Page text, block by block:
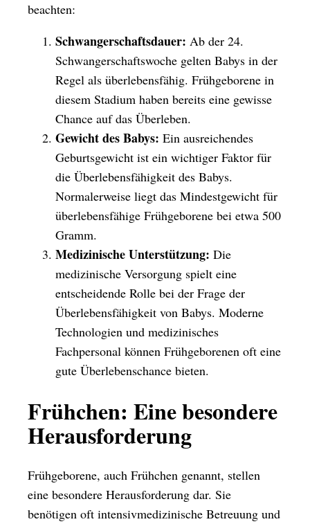
beachten:
Schwangerschaftsdauer: Ab der 24.
Schwangerschaftswoche gelten Babys in der
Regel als überlebensfähig. Frühgeborene in
diesem Stadium haben bereits eine gewisse
Chance auf das Überleben.
Gewicht des Babys: Ein ausreichendes
Geburtsgewicht ist ein wichtiger Faktor für
die Überlebensfähigkeit des Babys.
Normalerweise liegt das Mindestgewicht für
überlebensfähige Frühgeborene bei etwa 500
Gramm.
Medizinische Unterstützung: Die
medizinische Versorgung spielt eine
entscheidende Rolle bei der Frage der
Überlebensfähigkeit von Babys. Moderne
Technologien und medizinisches
Fachpersonal können Frühgeborenen oft eine
gute Überlebenschance bieten.
Frühchen: Eine besondere
Herausforderung
Frühgeborene, auch Frühchen genannt, stellen
eine besondere Herausforderung dar. Sie
benötigen oft intensivmedizinische Betreuung und